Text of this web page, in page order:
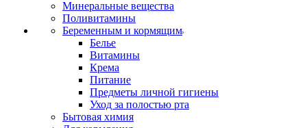
Минеральные вещества
Поливитамины
Беременным и кормящим
Белье
Витамины
Крема
Питание
Предметы личной гигиены
Уход за полостью рта
Бытовая химия